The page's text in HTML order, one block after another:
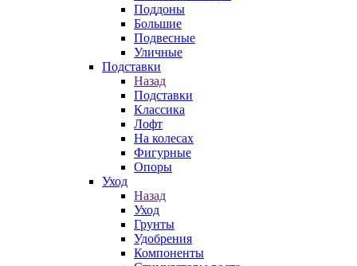
Поддоны
Большие
Подвесные
Уличные
Подставки
Назад
Подставки
Классика
Лофт
На колесах
Фигурные
Опоры
Уход
Назад
Уход
Грунты
Удобрения
Компоненты